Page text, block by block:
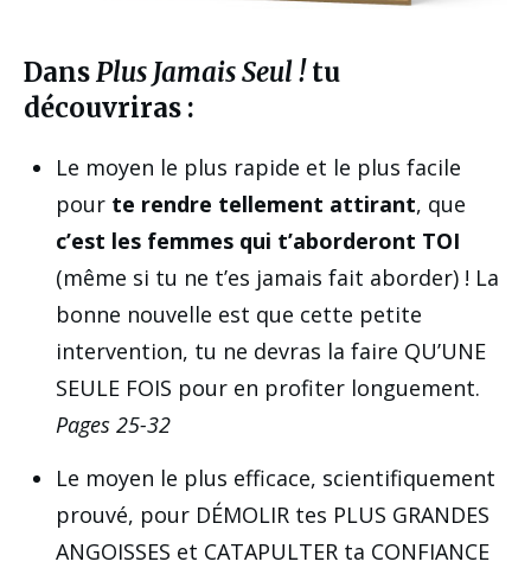
DansPlus Jamais Seul ! tu
découvriras :
Le moyen le plus rapide et le plus facile
pour te rendre tellement attirant, que
c’est les femmes qui t’aborderont TOI
(même si tu ne t’es jamais fait aborder) ! La
bonne nouvelle est que cette petite
intervention, tu ne devras la faire QU’UNE
SEULE FOIS pour en profiter longuement.
Pages 25-32
Le moyen le plus efficace, scientifiquement
prouvé, pour DÉMOLIR tes PLUS GRANDES
ANGOISSES et CATAPULTER ta CONFIANCE